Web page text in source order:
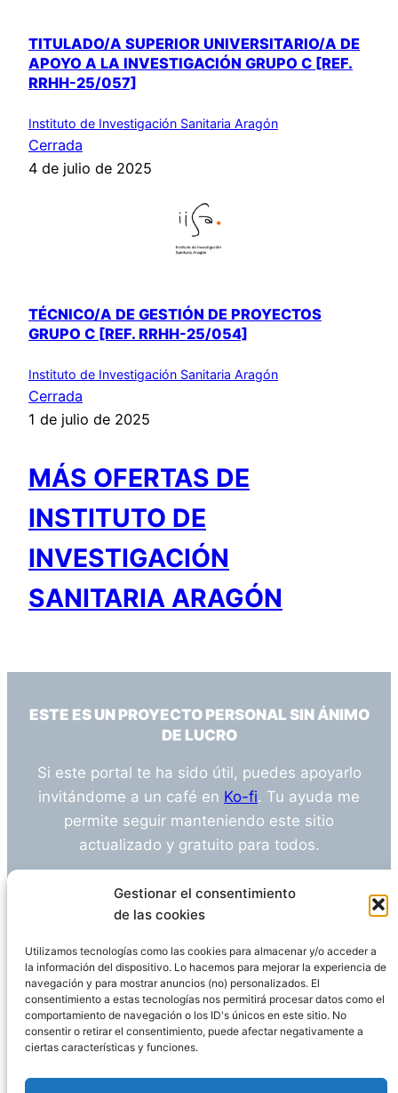
Gestionar el consentimiento
de las cookies
Utilizamos tecnologías como las cookies para almacenar y/o acceder a
la información del dispositivo. Lo hacemos para mejorar la experiencia de
navegación y para mostrar anuncios (no) personalizados. El
consentimiento a estas tecnologías nos permitirá procesar datos como el
comportamiento de navegación o los ID's únicos en este sitio. No
consentir o retirar el consentimiento, puede afectar negativamente a
ciertas características y funciones.
TITULADO/A SUPERIOR UNIVERSITARIO/A DE
APOYO A LA INVESTIGACIÓN GRUPO C [REF.
RRHH-25/057]
Instituto de Investigación Sanitaria Aragón
Cerrada
4 de julio de 2025
TÉCNICO/A DE GESTIÓN DE PROYECTOS
GRUPO C [REF. RRHH-25/054]
Instituto de Investigación Sanitaria Aragón
Cerrada
1 de julio de 2025
MÁS OFERTAS DE
INSTITUTO DE
INVESTIGACIÓN
SANITARIA ARAGÓN
ESTE ES UN PROYECTO PERSONAL SIN ÁNIMO
DE LUCRO
Si este portal te ha sido útil, puedes apoyarlo
invitándome a un café en Ko-fi. Tu ayuda me
permite seguir manteniendo este sitio
actualizado y gratuito para todos.
¿Tienes alguna duda o sugerencia? Escríbeme
info@empleosanitarioinvestigacion.es
Descargo de Responsabilidad
Declaración de Privacidad Política de cookies